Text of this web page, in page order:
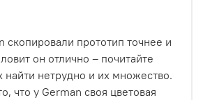
скопировали прототип точнее и
он отлично – почитайте
найти нетрудно и их множество.
что у German своя цветовая